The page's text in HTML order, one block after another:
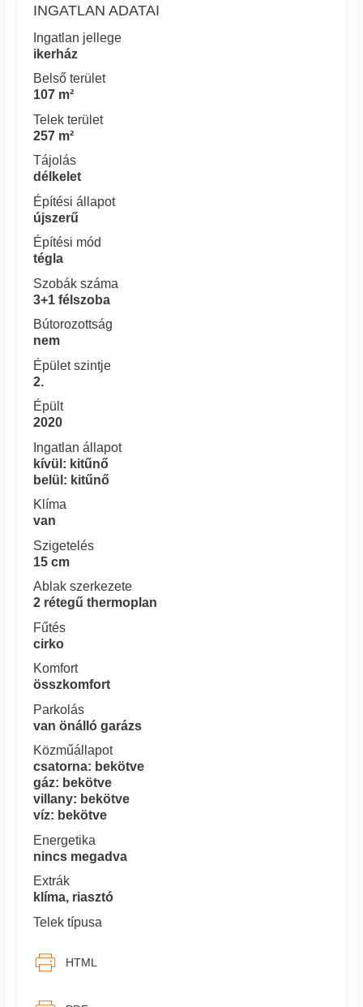
INGATLAN ADATAI
Ingatlan jellege
ikerház
Belső terület
107 m²
Telek terület
257 m²
Tájolás
délkelet
Építési állapot
újszerű
Építési mód
tégla
Szobák száma
3+1 félszoba
Bútorozottság
nem
Épület szintje
2.
Épült
2020
Ingatlan állapot
kívül: kitűnő
belül: kitűnő
Klíma
van
Szigetelés
15 cm
Ablak szerkezete
2 rétegű thermoplan
Fűtés
cirko
Komfort
összkomfort
Parkolás
van önálló garázs
Közműállapot
csatorna: bekötve
gáz: bekötve
villany: bekötve
víz: bekötve
Energetika
nincs megadva
Extrák
klíma, riasztó
Telek típusa
HTML